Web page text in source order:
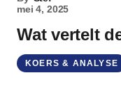
mei 4, 2025
Wat vertelt
KOERS & ANALYSE